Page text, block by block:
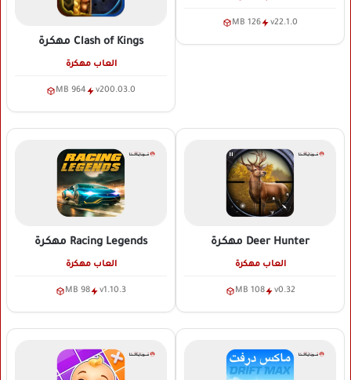
v22.1.0
126 MB
Clash of Kings مهكرة
العاب مهكرة
v200.03.0
964 MB
Deer Hunter مهكرة
العاب مهكرة
v0.32
108 MB
Racing Legends مهكرة
العاب مهكرة
v1.10.3
98 MB